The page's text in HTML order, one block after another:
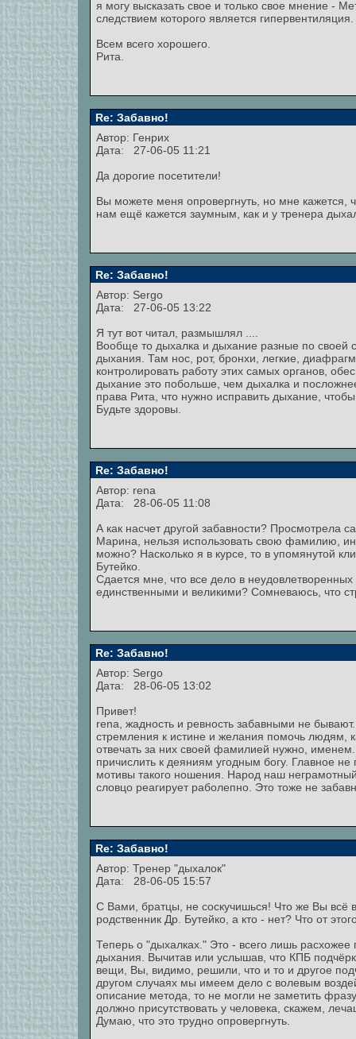
я могу высказать свое и только свое мнение -
следствием которого является гипервентиляция.
Всем всего хорошего.
Рита.
Re: Забавно!
Автор: Генрих
Дата: 27-06-05 11:21
Да дорогие посетители!
Вы можете меня опровергнуть, но мне кажется,
нам ещё кажется заумным, как и у тренера
Re: Забавно!
Автор: Sergo
Дата: 27-06-05 13:22
Я тут вот читал, размышлял ....
Вообще то дыхалка и дыхание разные по своей
дыхания. Там нос, рот, бронхи, легкие,
контролировать работу этих самых органов,
дыхание это побольше, чем дыхалка и
права Рита, что нужно исправить дыхание,
Будьте здоровы.
Re: Забавно!
Автор: rena
Дата: 28-06-05 11:08
А как насчет другой забавности? Просмотрела
Марина, нельзя использовать свою фамилию,
можно? Насколько я в курсе, то в упомянутой
Бутейко.
Сдается мне, что все дело в
единственными и великими? Сомневаюсь, что
Re: Забавно!
Автор: Sergo
Дата: 28-06-05 13:02
Привет!
rena, жадность и ревность забавными не
стремления к истине и желания помочь людям,
отвечать за них своей фамилией нужно,
причислить к деяниям угодным богу. Главное
мотивы такого ношения. Народ наш
словцо реагирует раболепно. Это тоже не
Re: Забавно!
Автор: Тренер "дыхалок"
Дата: 28-06-05 15:57
С Вами, братцы, не соскучишься! Что же Вы всё
родственник Др. Бутейко, а кто - нет? Что от
Теперь о "дыхалках." Это - всего лишь
дыхания. Вычитав или услышав, что КПБ
вещи, Вы, видимо, решили, что и то и другое
другом случаях мы имеем дело с волевым
описание метода, то не могли не заметить
должно присутствовать у человека, скажем,
Думаю, что это трудно опровергнуть.